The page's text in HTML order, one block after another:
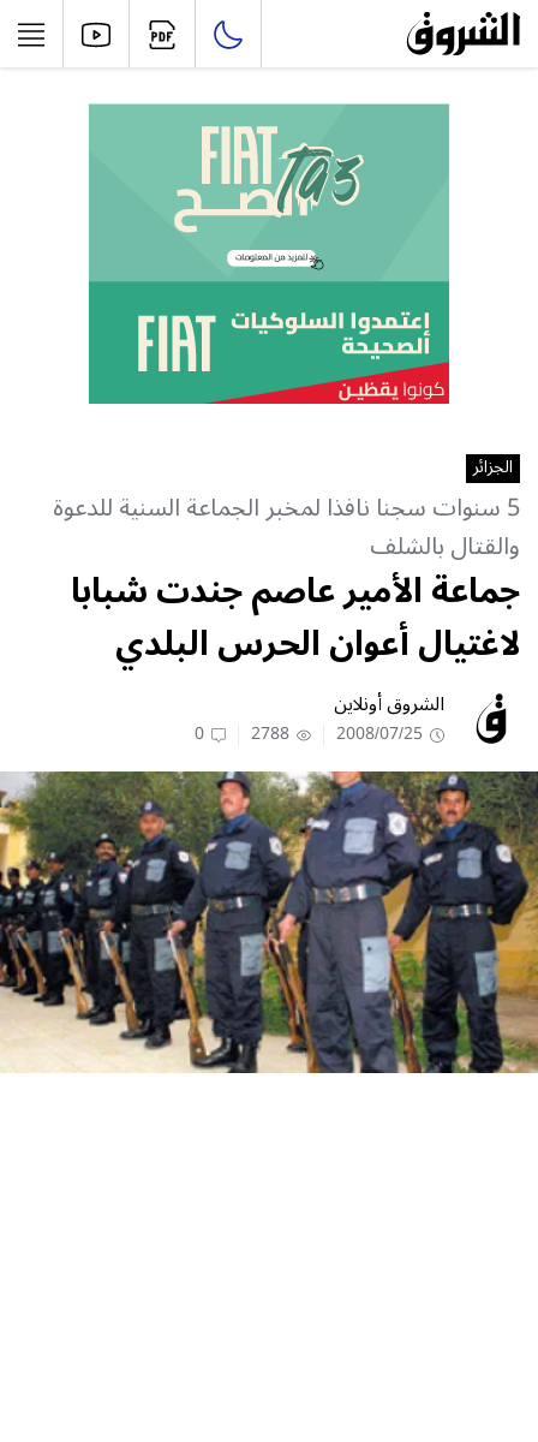
الجزائر
5 سنوات سجنا نافذا لمخبر الجماعة السنية للدعوة
والقتال بالشلف
جماعة الأمير عاصم جندت شبابا
لاغتيال أعوان الحرس البلدي
الشروق أونلاين
2008/07/25
2788
0